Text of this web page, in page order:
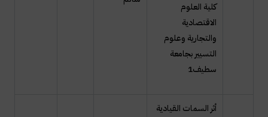
كلية العلوم
الاقتصادية
والتجارية وعلوم
التسيير بجامعة
سطيف1
أثر السمات القيادية